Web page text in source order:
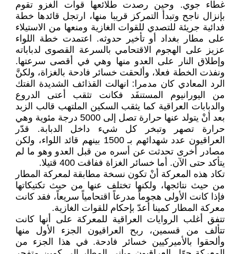
غطاء جوي. وحين رصدت طلائعها قوات الغزو تقوم
بإنزال ناجح وتبدأ التمركز قريبا منها، ارتجل قائدها خطة
فدائية جريئة للتصدي للقوات الغازية ومنعها من الاستيلاء
على مطار بغداد أو تأخير حدوثه. اعتمدت خطة اللواء
عزيز على الهجوم الاقتحامي بالسرعة القصوى لدباباته
وإطلاق النار على العدو منها وهي في أقصى سرعتها.
ونفذت الخطة فعلا، وألحقت خسائر فادحة بالغزاة، ولكنَّ
الرد المعادي كان مدمرا: انهالت القذائف الشديدة الفتك
من اليورانيوم المستنفَد فكانت تثقب أعتى الدروع
والدبابات العراقية كما يثقب السكين الملتهب قالب الزبد
بعد أنْ يتولد عنها حرارة تصل إلى 5000 درجة مئوية وهي
حرارة تصهر وتبخر كل شيء داخل الدبابة. قدّر
العراقيون عدد شهدائهم بـ 1500 بينهم قائد اللواء، ولكن
مصادر أخرى تحدثت عن أسره من قبل العدو وهو ما لم
يتأكد حتى الآن. أما خسائر الغزاة ففاقت 400 قتيلا.
تكاد هذه المعركة أنْ تكون نسخة مطابقة لمعركة المطار
من حيث نتائجها، ولكنها تختلف عنها من حيث تكتيكاتها
فإذا كانت الأولى هجوماً مدرعاً اقتحامياً سريعاً، فقد كانت
معركة المطار كمينا أعدّ بإحكام للقوات الغازية.
تتفق أغلب الروايات العراقية للمعركة على أنها كانت
تتألف من قسمين، ربح العراقيون الجزء الأول منها
وألحقوا بالأميركيين خسائر فادحة. في هذا الجزء من